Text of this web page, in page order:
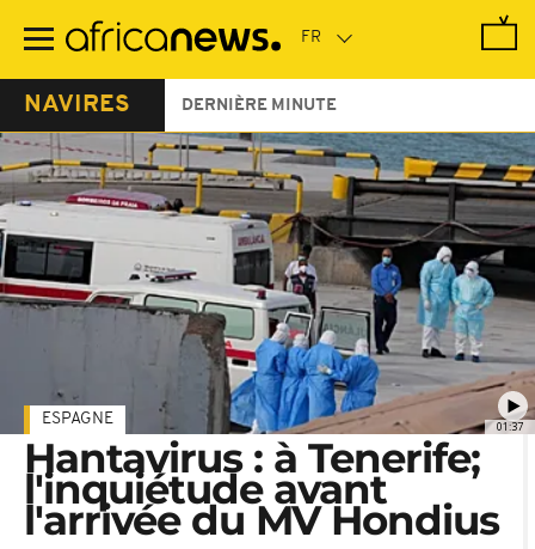
contenu
NAVIRES DERNIÈRE MINUTE
01:37
ESPAGNE
Hantavirus : à Tenerife;
l'inquiétude avant
l'arrivée du MV Hondius